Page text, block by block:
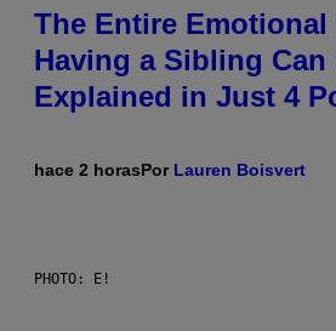
The Entire
Having a Sibling Can
Explained in Just 4
hace 2 horasPor Lauren Boisvert
PHOTO: E!